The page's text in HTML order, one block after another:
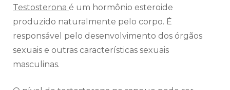
Testosterona é um hormônio esteroide
produzido naturalmente pelo corpo. É
responsável pelo desenvolvimento dos órgãos
sexuais e outras características sexuais
masculinas.